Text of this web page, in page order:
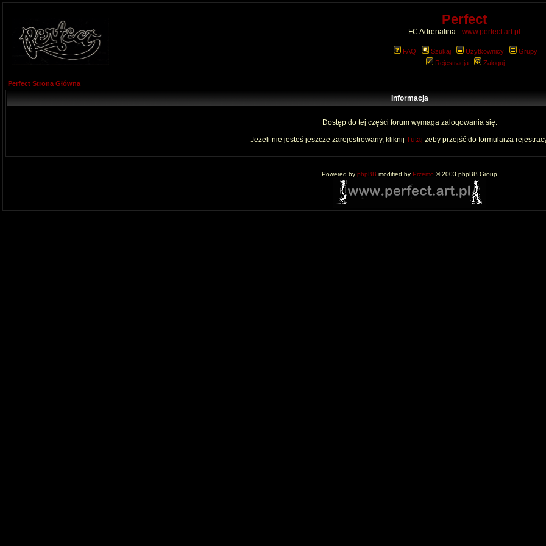
Perfect
FC Adrenalina - www.perfect.art.pl
FAQ Szukaj Użytkownicy
Grupy
Rejestracja
Zaloguj
Perfect Strona Główna
Informacja
Dostęp do tej części forum wymaga zalogowania się.
Jeżeli nie jesteś jeszcze zarejestrowany, kliknij Tutaj żeby przejść do formularza
Powered by phpBB modified by Przemo © 2003 phpBB Group